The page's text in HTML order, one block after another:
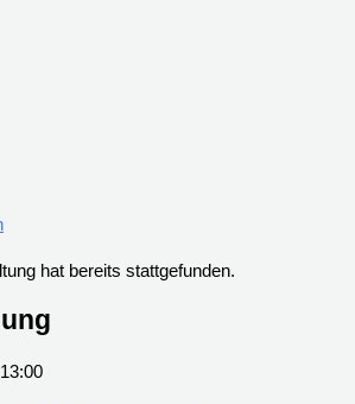
hat bereits stattgefunden.
13:00